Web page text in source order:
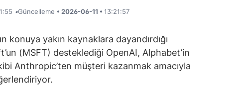
•Güncelleme • 2026-06-11 • 13:21:57
konuya yakın kaynaklara dayandırdığı
(MSFT) desteklediği OpenAI, Alphabet’in
Anthropic’ten müşteri kazanmak amacıyla